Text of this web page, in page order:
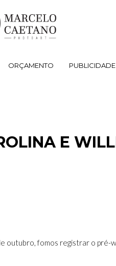
ORÇAMENTO PUBLICIDADE
E
outubro, fomos registrar o pré-